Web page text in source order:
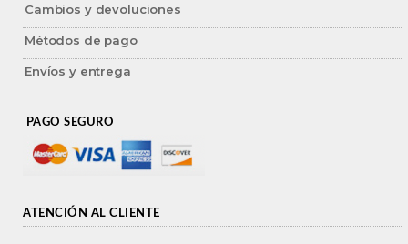
Cambios y devoluciones
Métodos de pago
Envíos y entrega
PAGO SEGURO
ATENCIÓN AL CLIENTE